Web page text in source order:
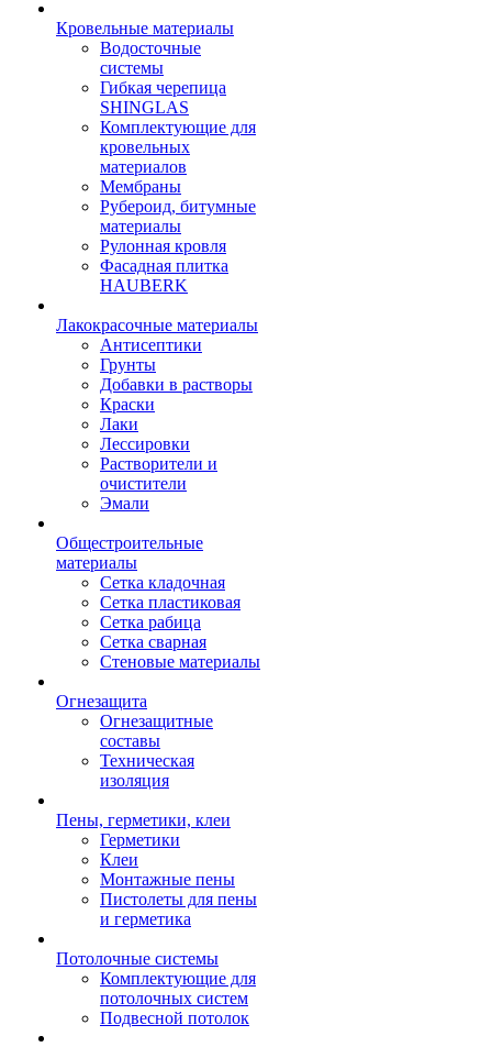
Кровельные материалы
Водосточные
системы
Гибкая черепица
SHINGLAS
Комплектующие для
кровельных
материалов
Мембраны
Рубероид, битумные
материалы
Рулонная кровля
Фасадная плитка
HAUBERK
Лакокрасочные материалы
Антисептики
Грунты
Добавки в растворы
Краски
Лаки
Лессировки
Растворители и
очистители
Эмали
Общестроительные
материалы
Сетка кладочная
Сетка пластиковая
Сетка рабица
Сетка сварная
Стеновые материалы
Огнезащита
Огнезащитные
составы
Техническая
изоляция
Пены, герметики, клеи
Герметики
Клеи
Монтажные пены
Пистолеты для пены
и герметика
Потолочные системы
Комплектующие для
потолочных систем
Подвесной потолок